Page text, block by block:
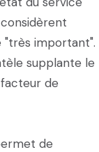
"très important".
supplante le
de
de